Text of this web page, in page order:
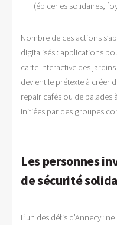
(épiceries solidaires,
Nombre de ces actions
digitalisés : applications
carte interactive des
devient le prétexte à créer
repair cafés ou de balades
initiées par des groupes
Les personnes
de sécurité
L’un des défis d’Annecy :